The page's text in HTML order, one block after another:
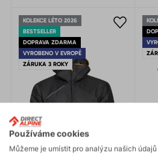
počasí. Lehké sbalitelné,
vždy po ruce
KOLEKCE LÉTO 2026
BESTSELLER
DOPRAVA ZDARMA
VYROBENO V EVROPĚ
ZÁRUKA 3 ROKY
Používáme cookies
Můžeme je umístit pro analýzu našich